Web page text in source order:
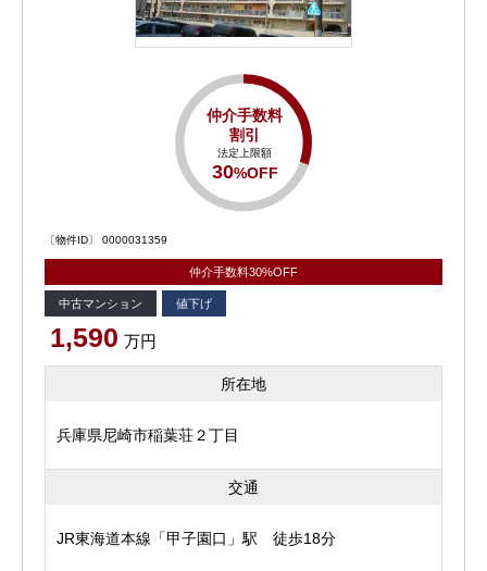
仲介手数料
割引
法定上限額
30%OFF
〔物件ID〕 0000031359
仲介手数料30%OFF
中古マンション 値下げ
1,590 万円
所在地
兵庫県尼崎市稲葉荘２丁目
交通
JR東海道本線「甲子園口」駅 徒歩18分